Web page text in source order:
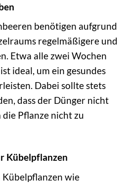
benötigen aufgrund
regelmäßigere und
Etwa alle zwei Wochen
ideal, um ein gesundes
Dabei sollte stets
dass der Dünger nicht
Pflanze nicht zu
Kübelpflanzen
wie